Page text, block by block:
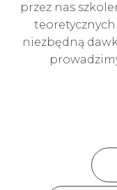
przez nas
niezbędną